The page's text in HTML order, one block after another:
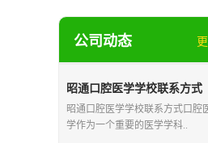
公司动态
昭通口腔医学学校联系方式
昭通口腔医学学校联系方式口腔
学作为一个重要的医学学科..